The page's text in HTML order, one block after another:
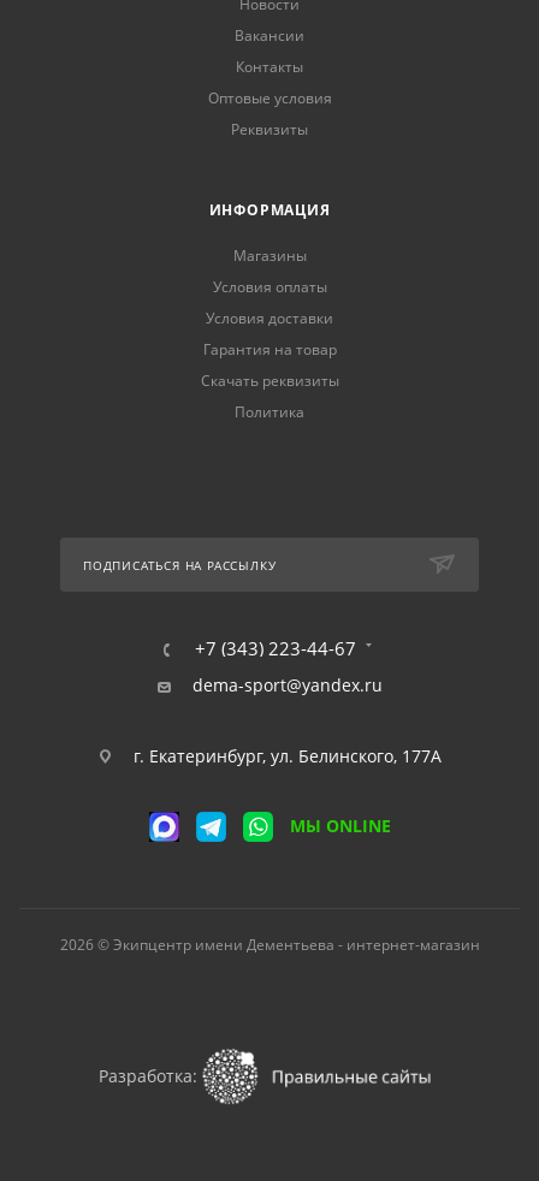
Вакансии
Контакты
Оптовые условия
Реквизиты
ИНФОРМАЦИЯ
Магазины
Условия оплаты
Условия доставки
Гарантия на товар
Скачать реквизиты
Политика
ПОДПИСАТЬСЯ НА РАССЫЛКУ
+7 (343) 223-44-67
dema-sport@yandex.ru
г. Екатеринбург, ул. Белинского, 177А
МЫ ONLINE
2026 © Экипцентр имени Дементьева - интернет-магазин
Разработка: